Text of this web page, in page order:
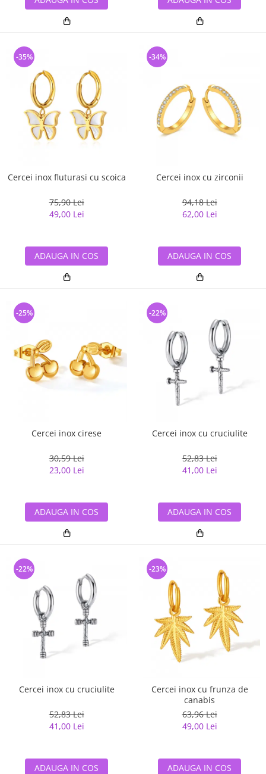
Cercei inox fluturasi cu scoica
75,90 Lei
49,00 Lei
-35%
ADAUGA IN COS
Cercei inox cu zirconii
94,18 Lei
62,00 Lei
-34%
ADAUGA IN COS
Cercei inox cirese
30,59 Lei
23,00 Lei
-25%
ADAUGA IN COS
Cercei inox cu cruciulite
52,83 Lei
41,00 Lei
-22%
ADAUGA IN COS
Cercei inox cu cruciulite
52,83 Lei
41,00 Lei
-22%
ADAUGA IN COS
Cercei inox cu frunza de
canabis
63,96 Lei
49,00 Lei
-23%
ADAUGA IN COS